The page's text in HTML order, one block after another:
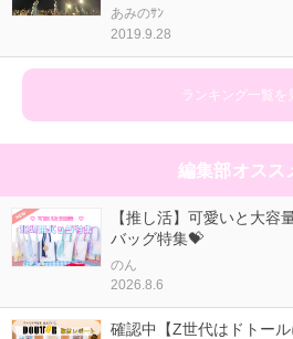
あみのｻﾝ
2019.9.28
ランキング一覧を
編集部オスス
【推し活】可愛いと大容
バッグ特集💝
のん
2026.8.6
確認中【Z世代はドトー